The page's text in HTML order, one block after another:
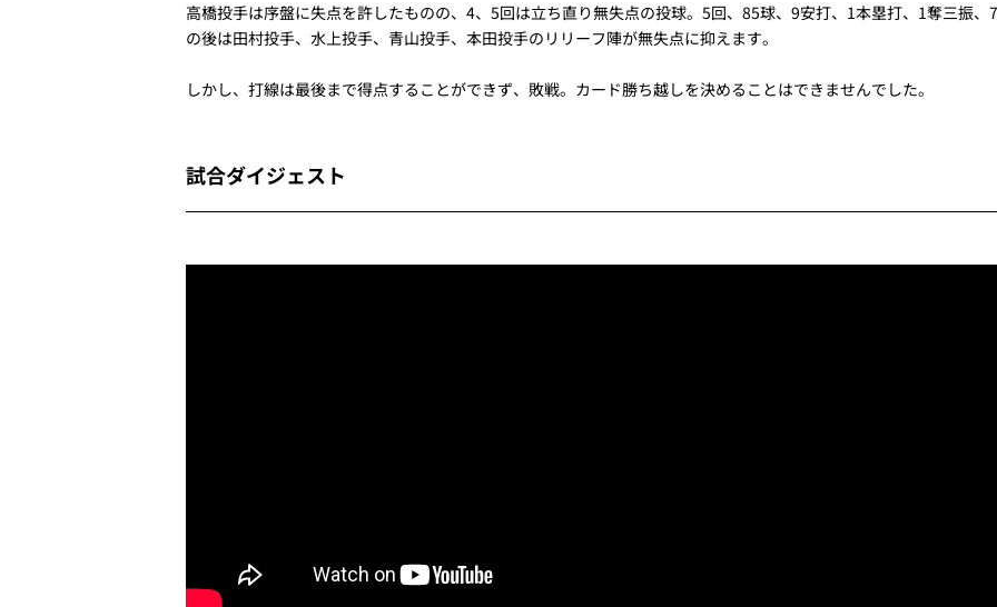
高橋投手は序盤に失点を許したものの、4、5回は立ち直り無失点の投球。5回、85球、9安打、1本塁打、1奪三振
の後は田村投手、水上投手、青山投手、本田投手のリリーフ陣が無失点に抑えます。
しかし、打線は最後まで得点することができず、敗戦。カード勝ち越しを決めることはできませんでした。
試合ダイジェスト